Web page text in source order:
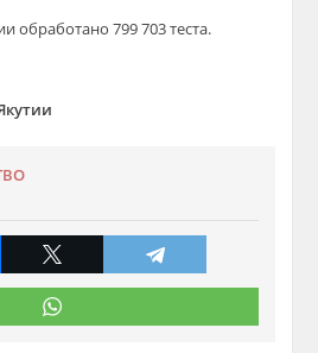
обработано 799 703 теста.